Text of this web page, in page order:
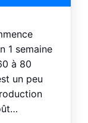
1 semaine
à 80
un peu